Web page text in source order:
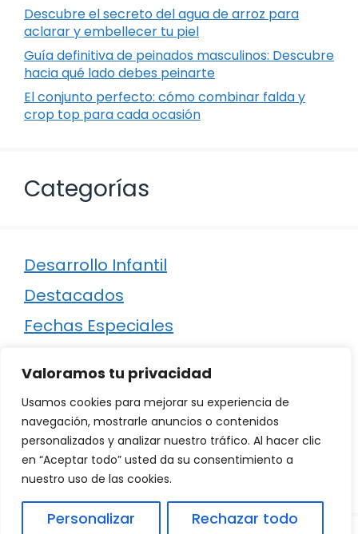
Valoramos tu privacidad
Usamos cookies para mejorar su experiencia de
navegación, mostrarle anuncios o contenidos
personalizados y analizar nuestro tráfico. Al hacer clic
en “Aceptar todo” usted da su consentimiento a
nuestro uso de las cookies.
Personalizar Rechazar todo
Descubre el secreto del agua de arroz para
aclarar y embellecer tu piel
Guía definitiva de peinados masculinos: Descubre
hacia qué lado debes peinarte
El conjunto perfecto: cómo combinar falda y
crop top para cada ocasión
Categorías
Desarrollo Infantil
Destacados
Fechas Especiales
Regalos
Relaciones
Ropa